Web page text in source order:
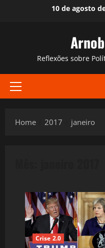
10 de agosto
Reflexões sobre
Primary
Home 2017 janeiro
Crise 2.0